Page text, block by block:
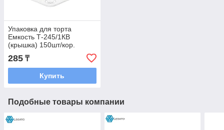
Упаковка для торта
Емкость Т-245/1КВ
(крышка) 150шт/кор.
(Комус)
285 ₸
Купить
Подобные товары компании